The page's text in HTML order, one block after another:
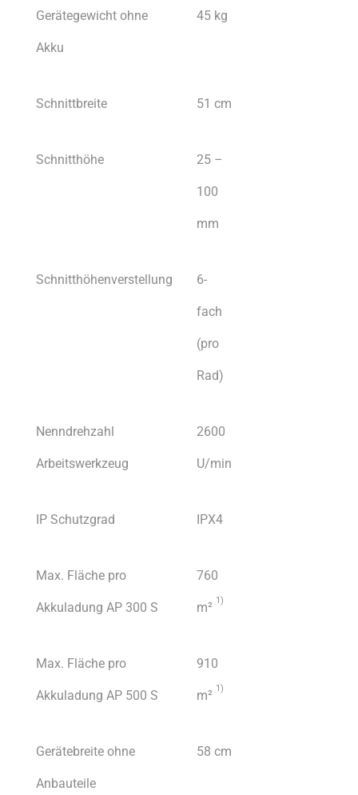
Gerätegewicht ohne
Akku
45 kg
Schnittbreite 51 cm
Schnitthöhe 25 –
100
mm
Schnitthöhenverstellung 6-
fach
(pro
Rad)
Nenndrehzahl
Arbeitswerkzeug
2600
U/min
IP Schutzgrad IPX4
Max. Fläche pro
Akkuladung AP 300 S
760
m² 1)
Max. Fläche pro
Akkuladung AP 500 S
910
m² 1)
Gerätebreite ohne
Anbauteile
58 cm